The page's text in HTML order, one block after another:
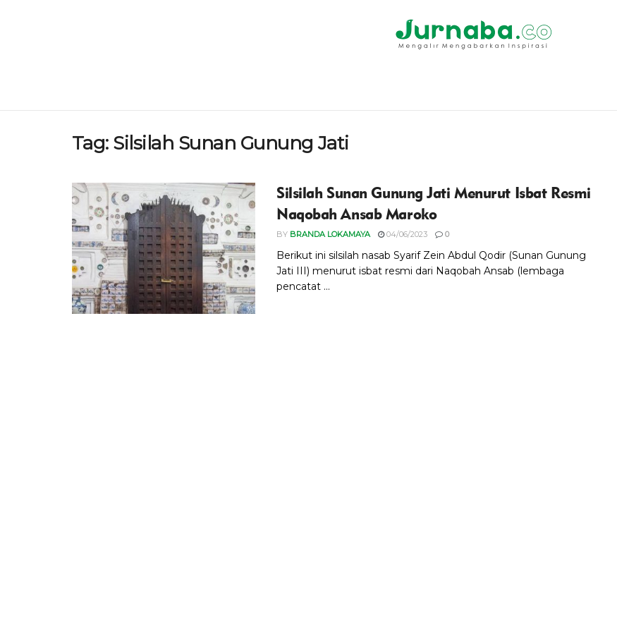
Tag: Silsilah Sunan Gunung Jati
Silsilah Sunan Gunung Jati Menurut Isbat Resmi
Naqobah Ansab Maroko
BY BRANDA LOKAMAYA 04/06/2023 0
Berikut ini silsilah nasab Syarif Zein Abdul Qodir (Sunan Gunung
Jati III) menurut isbat resmi dari Naqobah Ansab (lembaga
pencatat ...